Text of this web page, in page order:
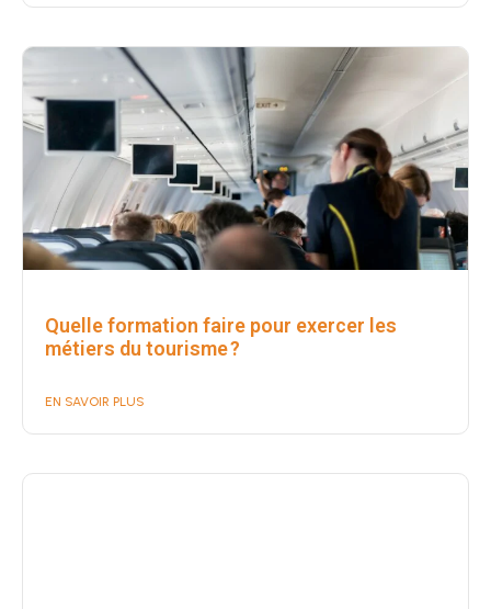
Quelle formation faire pour exercer les
métiers du tourisme ?
EN SAVOIR PLUS